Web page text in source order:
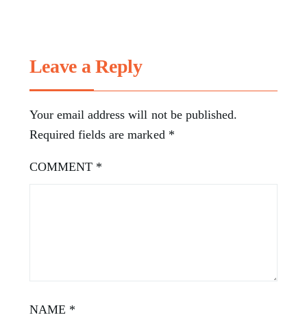
Leave a Reply
Your email address will not be published.
Required fields are marked *
COMMENT *
NAME *